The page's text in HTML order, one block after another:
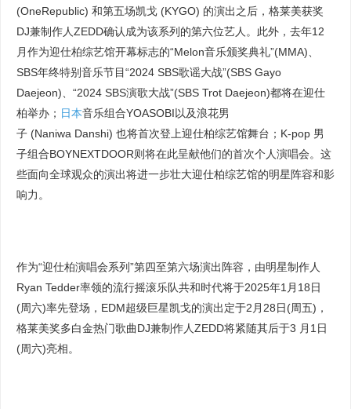
(OneRepublic) 和第五场凯戈 (KYGO) 的演出之后，格莱美获奖
DJ兼制作人ZEDD确认成为该系列的第六位艺人。此外，去年12
月作为迎仕柏综艺馆开幕标志的“Melon音乐颁奖典礼”(MMA)、
SBS年终特别音乐节目“2024 SBS歌谣大战”(SBS Gayo
Daejeon)、“2024 SBS演歌大战”(SBS Trot Daejeon)都将在迎仕
柏举办； 日本音乐组合YOASOBI以及浪花男
子 (Naniwa Danshi) 也将首次登上迎仕柏综艺馆舞台；K-pop 男
子组合BOYNEXTDOOR则将在此呈献他们的首次个人演唱会。这
些面向全球观众的演出将进一步壮大迎仕柏综艺馆的明星阵容和影
响力。
作为“迎仕柏演唱会系列”第四至第六场演出阵容，由明星制作人
Ryan Tedder率领的流行摇滚乐队共和时代将于2025年1月18日
(周六)率先登场，EDM超级巨星凯戈的演出定于2月28日(周五)，
格莱美奖多白金热门歌曲DJ兼制作人ZEDD将紧随其后于3 月1日
(周六)亮相。